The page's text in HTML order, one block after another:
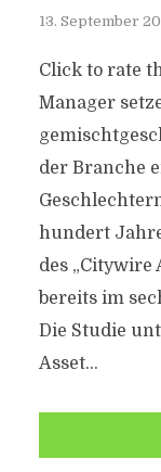
13. September
Click to rate
Manager
der Branche
hundert
des „Citywire
bereits im
Die Studie
Asset...